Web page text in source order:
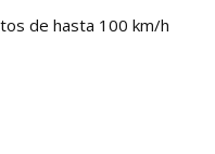
de hasta 100 km/h